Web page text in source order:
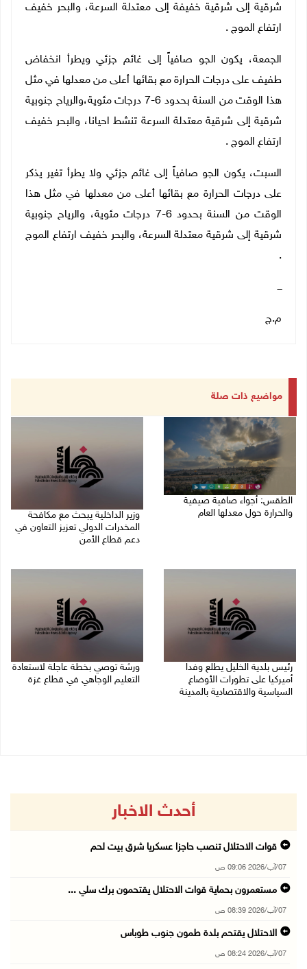
شرقية إلى شرقية خفيفة إلى معتدلة السرعة، والبحر خفيف
ارتفاع الموج .
الجمعة، يكون الجو صافياً إلى غائم جزئي ويطرأ انخفاض
طفيف على درجات الحرارة مع بقائها أعلى من معدلها في مثل
هذا الوقت من السنة بحدود 6-7 درجات مئوية،والرياح جنوبية
شرقية إلى شرقية معتدلة السرعة تنشط احيانا، والبحر خفيف
ارتفاع الموج .
السبت، يكون الجو صافياً إلى غائم جزئي ولا يطرأ تغير يذكر
على درجات الحرارة مع بقائها أعلى من معدلها في مثل هذا
الوقت من السنة بحدود 6-7 درجات مئوية، والرياح جنوبية
شرقية إلى شرقية معتدلة السرعة، والبحر خفيف ارتفاع الموج
.
ـــ
م.ج
مواضيع ذات صلة
الطقس: أجواء صافية صيفية
والحرارة حول معدلها العام
وزير الداخلية يبحث مع مكافحة
المخدرات الدولي تعزيز التعاون في
دعم قطاع الأمن
رئيس بلدية الخليل يطلع وفدا
أميركيا على تطورات الأوضاع
السياسية والاقتصادية بالمدينة
ورشة توصي بخطة عاجلة لاستعادة
التعليم الوجاهي في قطاع غزة
أحدث الاخبار
قوات الاحتلال تنصب حاجزا عسكريا شرق بيت لحم
07/آب/2026 09:06 ص
مستعمرون بحماية قوات الاحتلال يقتحمون برك سلي ...
07/آب/2026 08:39 ص
الاحتلال يقتحم بلدة طمون جنوب طوباس
07/آب/2026 08:24 ص